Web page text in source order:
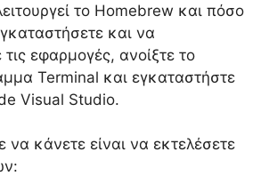
το Homebrew και πόσο
και να
εφαρμογές, ανοίξτε το
Terminal και εγκαταστήστε
Visual Studio.
να κάνετε είναι να εκτελέσετε